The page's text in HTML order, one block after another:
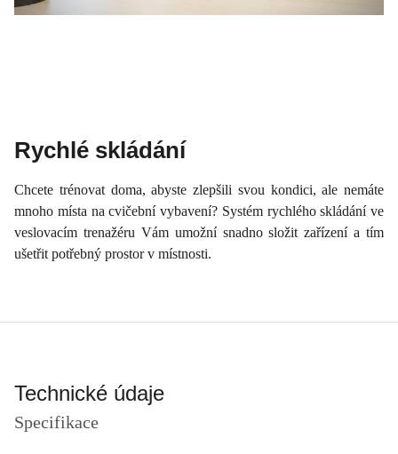
Rychlé skládání
Chcete trénovat doma, abyste zlepšili svou kondici, ale nemáte
mnoho místa na cvičební vybavení? Systém rychlého skládání ve
veslovacím trenažéru Vám umožní snadno složit zařízení a tím
ušetřit potřebný prostor v místnosti.
Technické údaje
Specifikace